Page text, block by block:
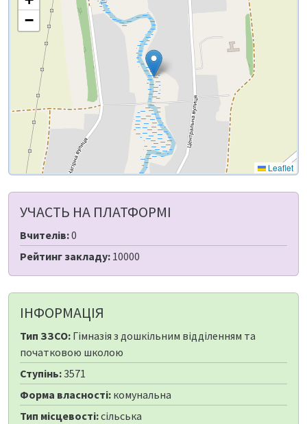
−
Leaflet
УЧАСТЬ НА ПЛАТФОРМІ
Вчителів:0
Рейтинг закладу: 10000
ІНФОРМАЦІЯ
Тип ЗЗСО: Гімназія з дошкільним відділенням та
початковою школою
Ступінь:3571
Форма власності: комунальна
Тип місцевості:сільська